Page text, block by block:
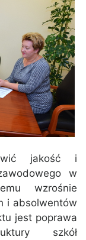
jakość i
w
wzrośnie
i absolwentów
jest poprawa
szkół